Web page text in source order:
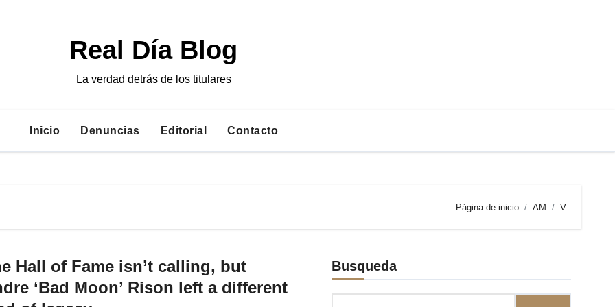
Real Día Blog
La verdad detrás de los titulares
Inicio Denuncias Editorial Contacto
Página de inicio AM V
Hall of Fame isn’t calling, but
‘Bad Moon’ Rison left a different
Busqueda